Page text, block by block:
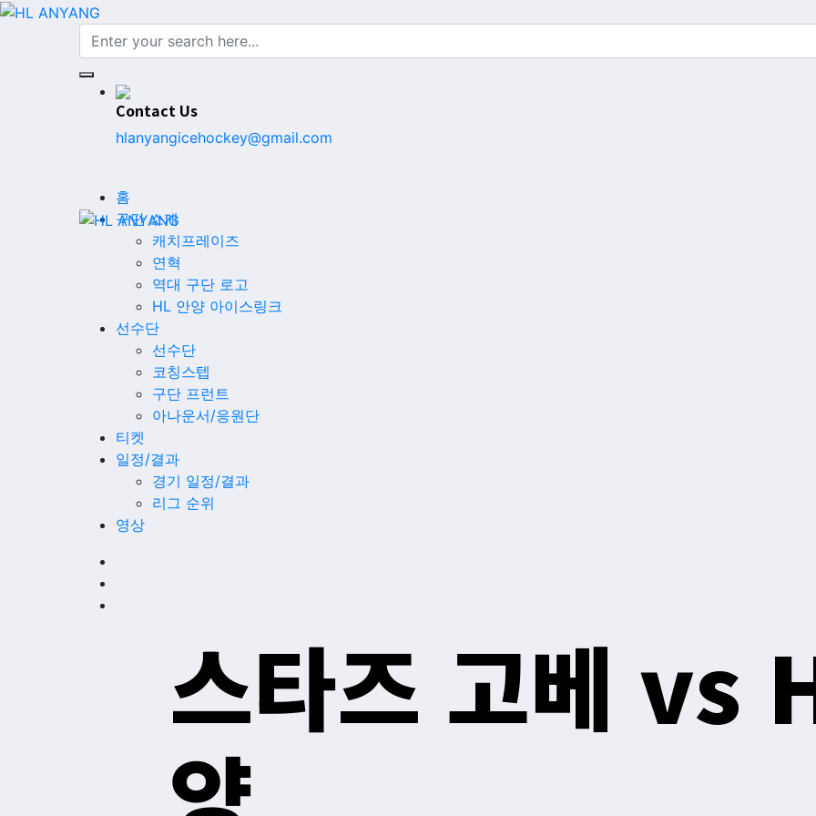
Contact Us
hlanyangicehockey@gmail.com
홈
구단 소개
캐치프레이즈
연혁
역대 구단 로고
HL 안양 아이스링크
선수단
선수단
코칭스텝
구단 프런트
아나운서/응원단
티켓
일정/결과
경기 일정/결과
리그 순위
영상
스타즈 고베 vs